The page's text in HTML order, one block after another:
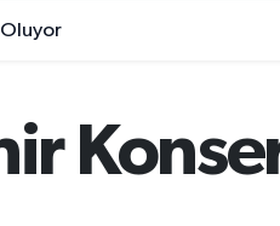
Oluyor